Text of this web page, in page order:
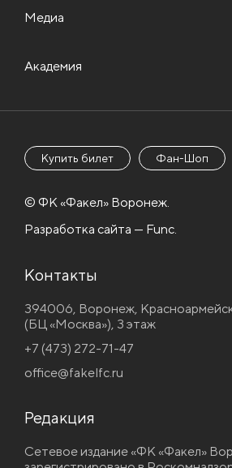
Медиа
Академия
Купить билет Фан-Шоп
© ФК «Факел» Воронеж.
Разработка сайта — Func.
Контакты
394006, Воронеж,
(БЦ «Москва»), 3 этаж
+7 (473) 272-71-47
office@fakelfc.ru
Редакция
Сетевое издание «ФК «Факел»